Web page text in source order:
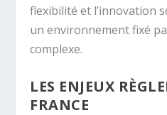
flexibilité et l’innovation
un environnement fixé
complexe.
LES ENJEUX
FRANCE